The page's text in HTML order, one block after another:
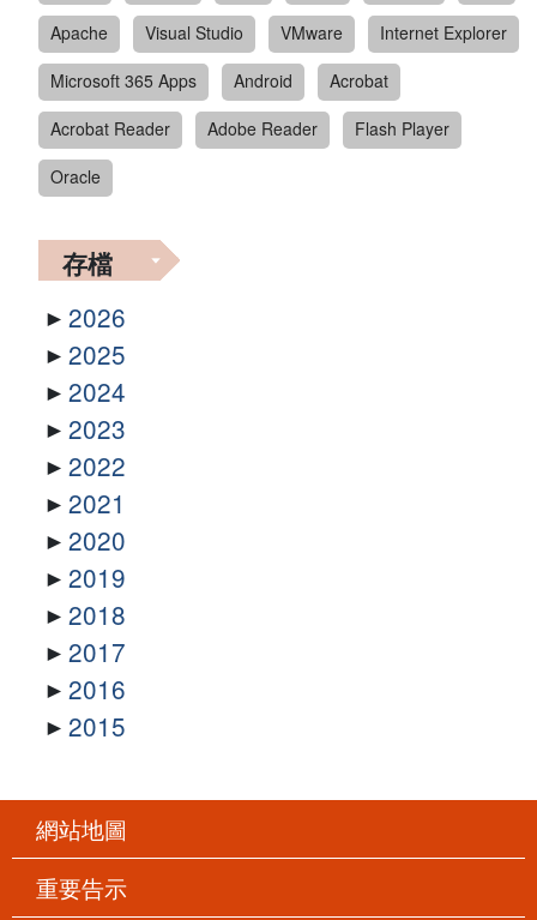
Apache
Visual Studio VMware
Internet Explorer
Microsoft 365 Apps
Android
Acrobat
Acrobat Reader
Adobe Reader
Flash Player
Oracle
存檔
2026
2025
2024
2023
2022
2021
2020
2019
2018
2017
2016
2015
網站地圖
重要告示